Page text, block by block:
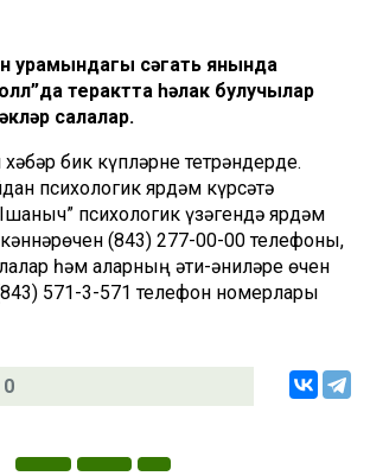
урамындагы сәгать янында
терактта һәлак булучылар
салалар.
бик күпләрне тетрәндерде.
психологик ярдәм күрсәтә
психологик үзәгендә ярдәм
(843) 277-00-00 телефоны,
һәм аларның әти-әниләре өчен
571-3-571 телефон номерлары